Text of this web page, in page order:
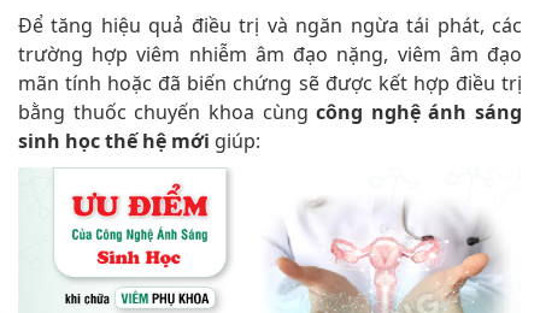
Để tăng hiệu quả điều trị và ngăn ngừa tái phát, các
trường hợp viêm nhiễm âm đạo nặng, viêm âm đạo
mãn tính hoặc đã biến chứng sẽ được kết hợp điều trị
bằng thuốc chuyến khoa cùng công nghệ ánh sáng
sinh học thế hệ mới giúp: